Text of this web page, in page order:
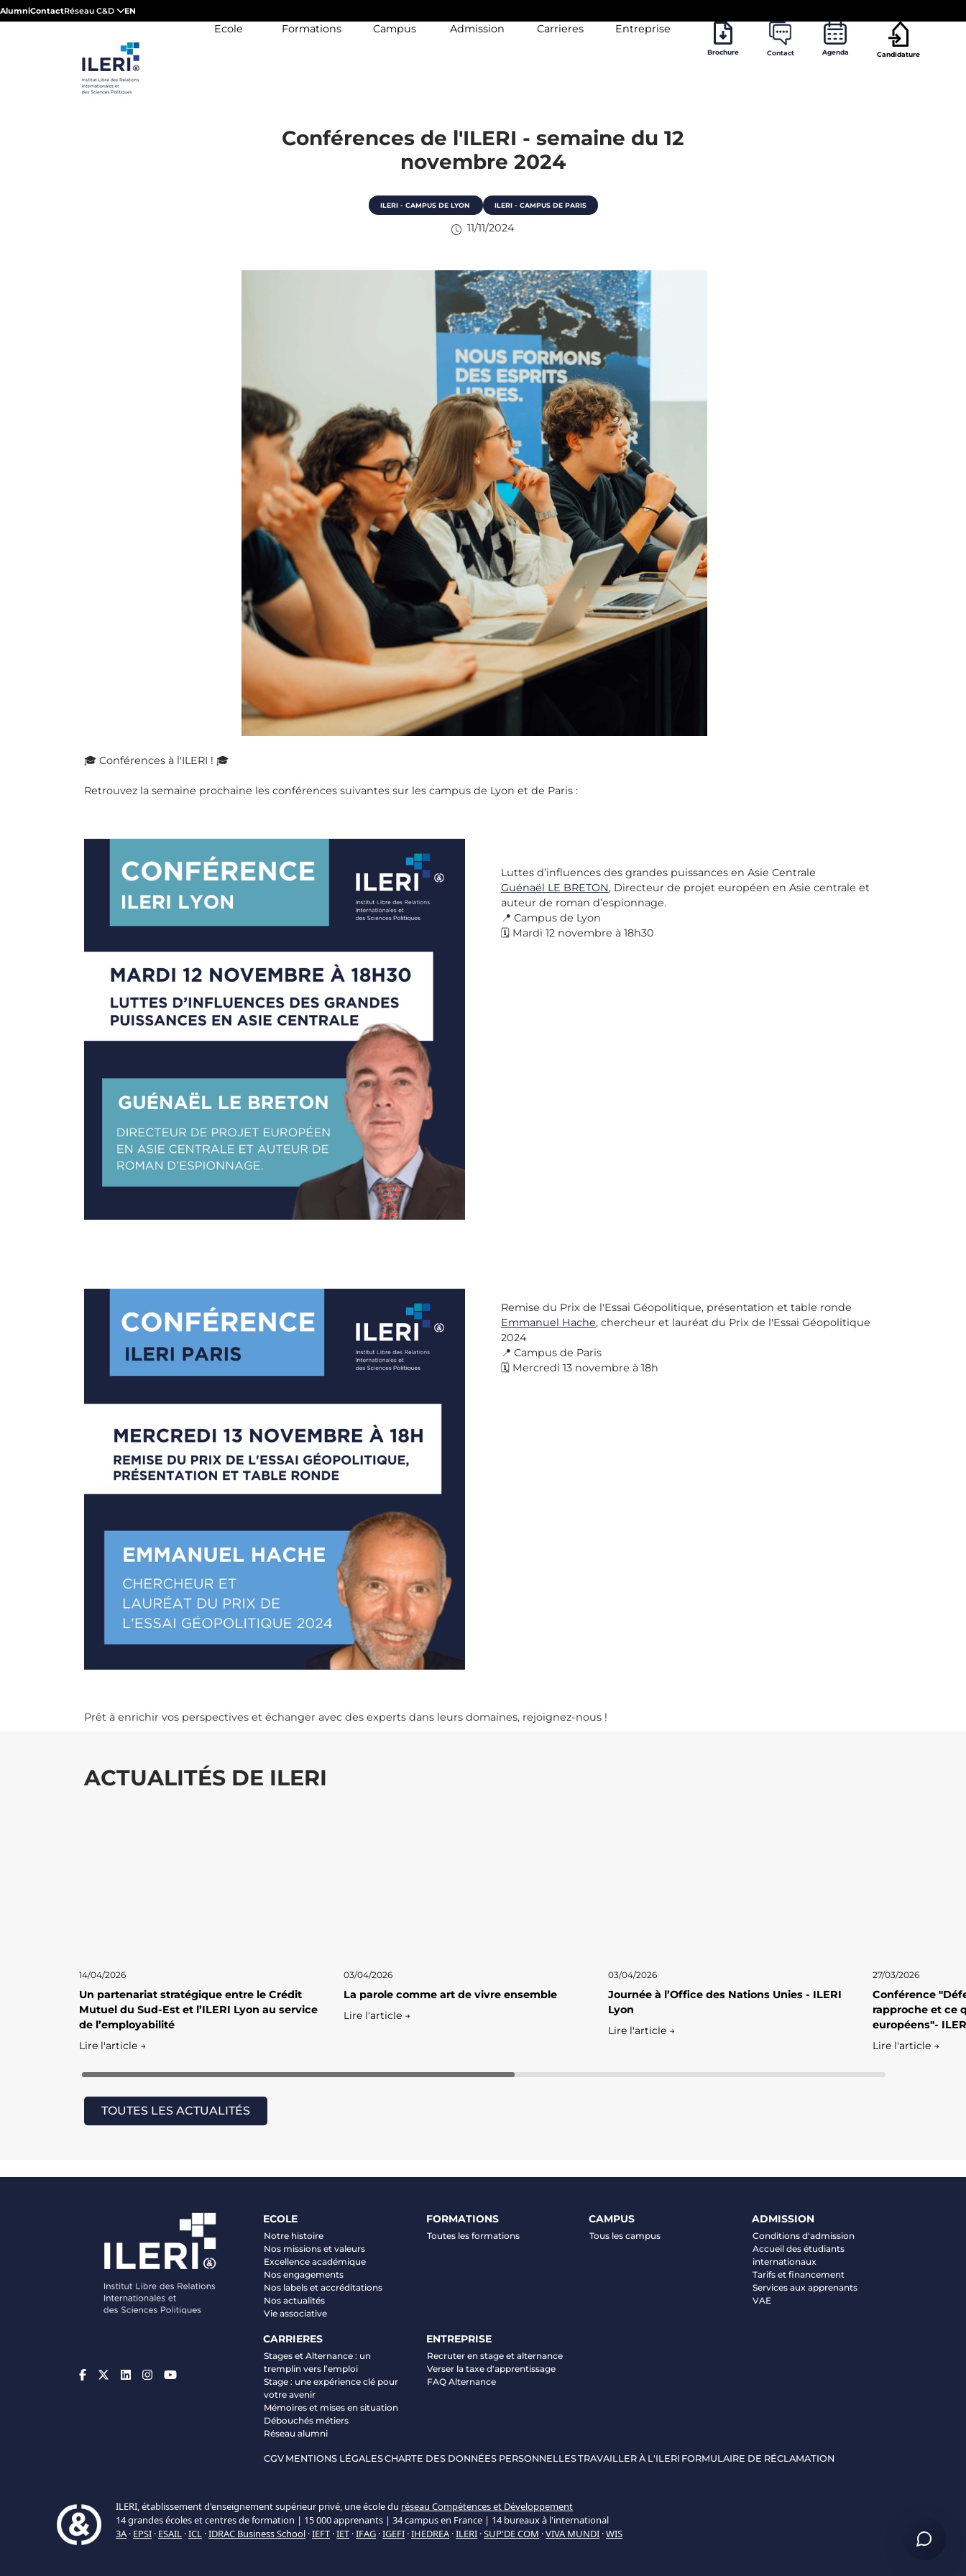
AlumniContactRéseau C&D EN
Ecole Formations Campus Admission Carrieres Entreprise
Brochure Contact Agenda Candidature
Conférences de l'ILERI - semaine du 12
novembre 2024
ILERI - CAMPUS DE LYON ILERI - CAMPUS DE PARIS
11/11/2024
🎓 Conférences à l'ILERI ! 🎓
Retrouvez la semaine prochaine les conférences suivantes sur les campus de Lyon et de Paris :
Luttes d’influences des grandes puissances en Asie Centrale
Guénaël LE BRETON, Directeur de projet européen en Asie centrale et
auteur de roman d’espionnage.
📍 Campus de Lyon
🗓 Mardi 12 novembre à 18h30
Remise du Prix de l'Essai Géopolitique, présentation et table ronde
Emmanuel Hache, chercheur et lauréat du Prix de l'Essai Géopolitique
2024
📍 Campus de Paris
🗓 Mercredi 13 novembre à 18h
Prêt à enrichir vos perspectives et échanger avec des experts dans leurs domaines, rejoignez-nous !
ACTUALITÉS DE ILERI
14/04/2026
Un partenariat stratégique entre le Crédit
Mutuel du Sud-Est et l’ILERI Lyon au service
de l’employabilité
Lire l'article →
03/04/2026
La parole comme art de vivre ensemble
Lire l'article →
03/04/2026
Journée à l’Office des Nations Unies - ILERI
Lyon
Lire l'article →
27/03/2026
Conférence
rapproche et ce
européens"-
Lire l'article →
TOUTES LES ACTUALITÉS
ECOLE
Notre histoire
Nos missions et valeurs
Excellence académique
Nos engagements
Nos labels et accréditations
Nos actualités
Vie associative
FORMATIONS
Toutes les formations
CAMPUS
Tous les campus
ADMISSION
Conditions d'admission
Accueil des étudiants
internationaux
Tarifs et financement
Services aux apprenants
VAE
CARRIERES
Stages et Alternance : un
tremplin vers l’emploi
Stage : une expérience clé pour
votre avenir
Mémoires et mises en situation
Débouchés métiers
Réseau alumni
ENTREPRISE
Recruter en stage et alternance
Verser la taxe d'apprentissage
FAQ Alternance
CGV MENTIONS LÉGALESCHARTE DES DONNÉES PERSONNELLESTRAVAILLER À L'ILERI FORMULAIRE DE RÉCLAMATION